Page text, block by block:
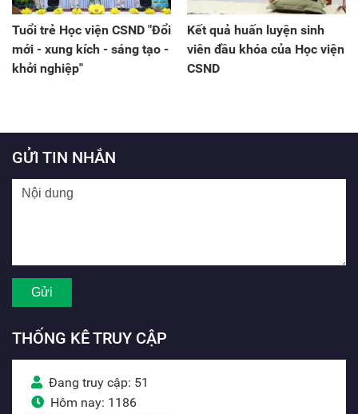
Tuổi trẻ Học viện CSND "Đổi
mới - xung kích - sáng tạo -
khởi nghiệp"
Kết quả huấn luyện sinh
viên đầu khóa của Học viện
CSND
GỬI TIN NHẮN
THỐNG KÊ TRUY CẬP
Đang truy cập: 51
Hôm nay: 1186